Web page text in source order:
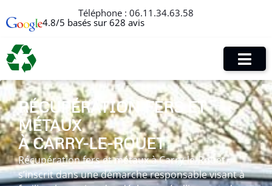
Téléphone : 06.11.34.63.58
4.8/5 basés sur 628 avis
RÉCUPÉRATION FERS ET
MÉTAUX
À CARRY-LE-ROUET
Récupération fers et métaux à Carry-le-Rouet
s’inscrit dans une démarche responsable visant à